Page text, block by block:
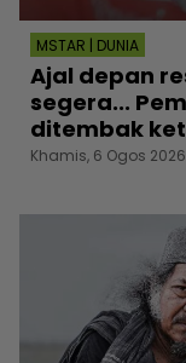
MSTAR | DUNIA
Ajal depan
segera...
ditembak
Khamis, 6 Ogos 2026